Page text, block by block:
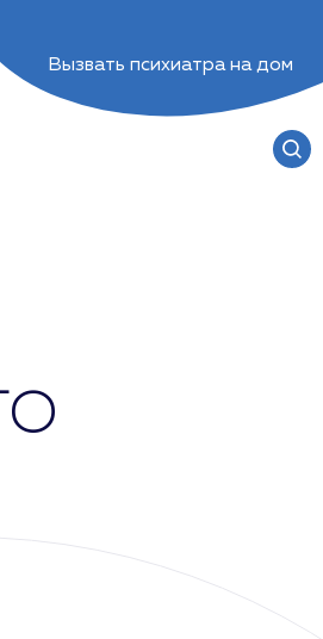
Вызвать психиатра на дом